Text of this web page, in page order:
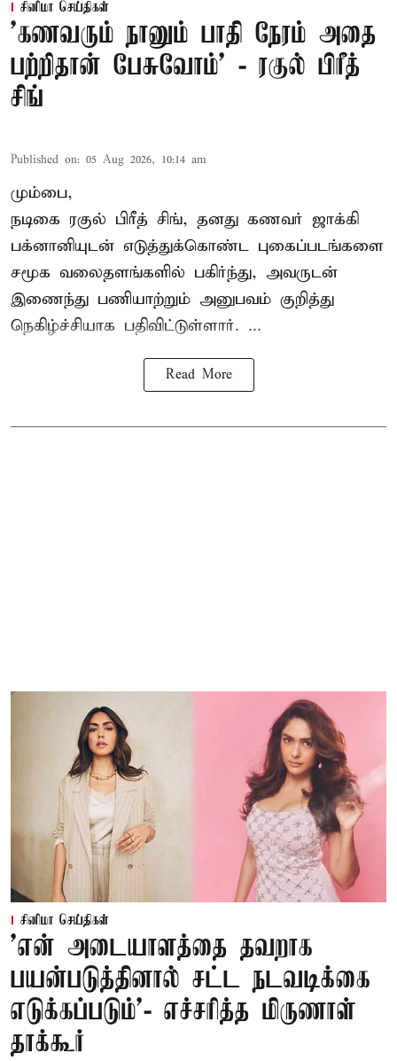
சினிமா செய்திகள்
’கணவரும் நானும் பாதி நேரம் அதை
பற்றிதான் பேசுவோம்’ - ரகுல் பிரீத்
சிங்
Published on: 05 Aug 2026, 10:14 am
மும்பை,
நடிகை ரகுல் பிரீத் சிங், தனது கணவர் ஜாக்கி
பக்னானியுடன் எடுத்துக்கொண்ட புகைப்படங்களை
சமூக வலைதளங்களில் பகிர்ந்து, அவருடன்
இணைந்து பணியாற்றும் அனுபவம் குறித்து
நெகிழ்ச்சியாக பதிவிட்டுள்ளார். ...
Read More
சினிமா செய்திகள்
'என் அடையாளத்தை தவறாக
பயன்படுத்தினால் சட்ட நடவடிக்கை
எடுக்கப்படும்'- எச்சரித்த மிருணாள்
தாக்கூர்